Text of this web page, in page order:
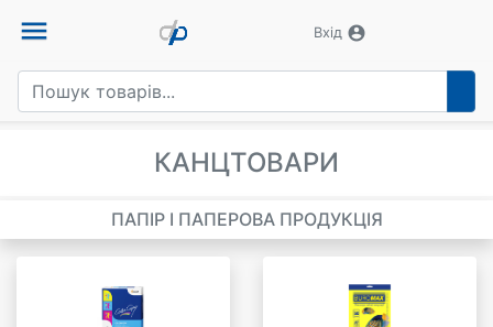
menu Вхід account_circle
КАНЦТОВАРИ
ПАПІР І ПАПЕРОВА ПРОДУКЦІЯ